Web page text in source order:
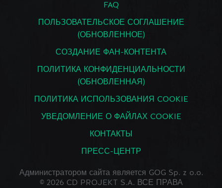
FAQ
ПОЛЬЗОВАТЕЛЬСКОЕ СОГЛАШЕНИЕ
(ОБНОВЛЕННОЕ)
СОЗДАНИЕ ФАН-КОНТЕНТА
ПОЛИТИКА КОНФИДЕНЦИАЛЬНОСТИ
(ОБНОВЛЕННАЯ)
ПОЛИТИКА ИСПОЛЬЗОВАНИЯ COOKIE
УВЕДОМЛЕНИЕ О ФАЙЛАХ COOKIE
КОНТАКТЫ
ПРЕСС-ЦЕНТР
Администратором сайта является GOG Sp. z o.o.
© 2026 CD PROJEKT S.A. ВСЕ ПРАВА